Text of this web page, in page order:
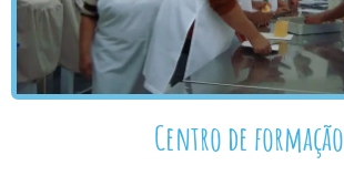
Centro de formação